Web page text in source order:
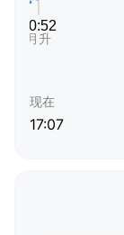
现在
17:07